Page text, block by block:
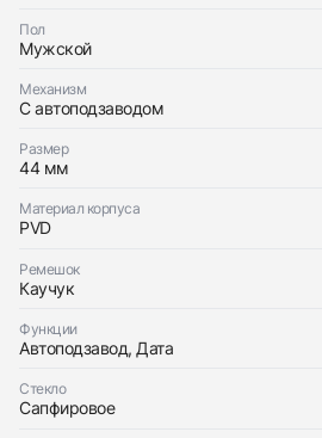
Пол
Мужской
Механизм
С автоподзаводом
Размер
44 мм
Материал корпуса
PVD
Ремешок
Каучук
Функции
Автоподзавод, Дата
Стекло
Сапфировое